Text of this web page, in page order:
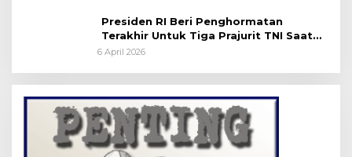
Presiden RI Beri Penghormatan
Terakhir Untuk Tiga Prajurit TNI Saat
Persemayaman di Bandara Soekarno-
6 April 2026